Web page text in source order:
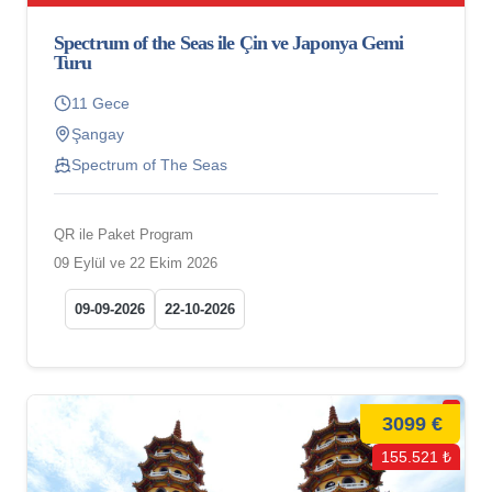
Spectrum of the Seas ile Çin ve Japonya Gemi
Turu
11 Gece
Şangay
Spectrum of The Seas
QR ile Paket Program
09 Eylül ve 22 Ekim 2026
09-09-2026 22-10-2026
3099 €
155.521 ₺